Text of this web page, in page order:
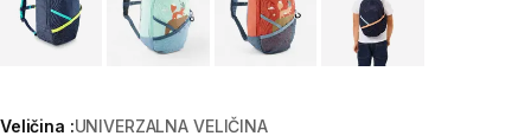
Veličina :UNIVERZALNA VELIČINA